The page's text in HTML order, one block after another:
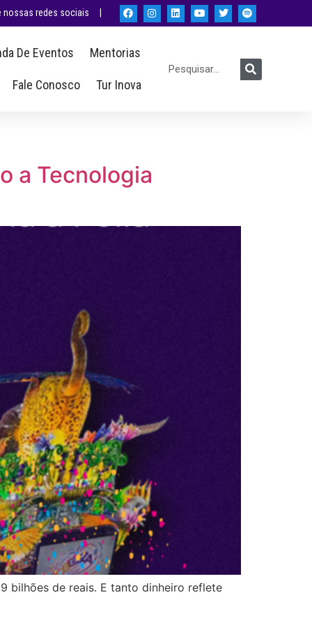
nossas redes sociais |
De Eventos Mentorias
Fale Conosco Tur Inova
a Tecnologia
bilhões de reais. E tanto dinheiro reflete